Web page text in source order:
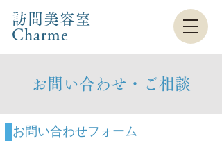
訪問美容室
Charme​
​お問い合わせ・ご相談
お問い合わせフォーム